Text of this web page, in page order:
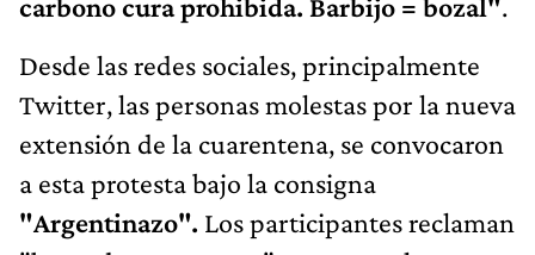
carbono cura prohibida. Barbijo = bozal".
Desde las redes sociales, principalmente
Twitter, las personas molestas por la nueva
extensión de la cuarentena, se convocaron
a esta protesta bajo la consigna
"Argentinazo". Los participantes reclaman